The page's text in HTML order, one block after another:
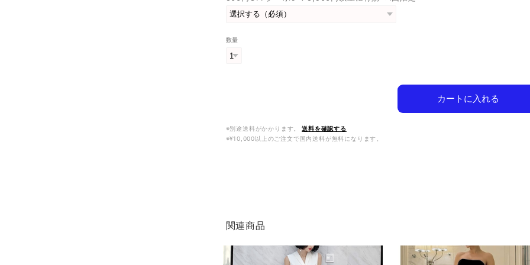
数量
カートに入れる
※別途送料がかかります。
送料を確認する
※¥10,000以上のご注文で国内送料が無料になります。
関連商品